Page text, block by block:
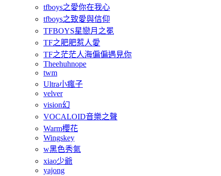
tfboys之愛你在我心
tfboys之致愛與信仰
TFBOYS星戀月之冕
TF之肥肥惹人愛
TF之茫茫人海偏偏遇見你
Theehuhnope
twm
Ultra小瘋子
velver
vision幻
VOCALOID音樂之聲
Warm櫻花
Wingskey
w黑色秀氣
xiao少爺
yajong